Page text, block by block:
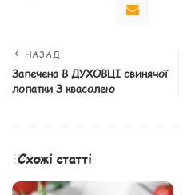
НАЗАД
Запечена В ДУХОВЦІ свинячої
лопатки З квасолею
Схожі статті